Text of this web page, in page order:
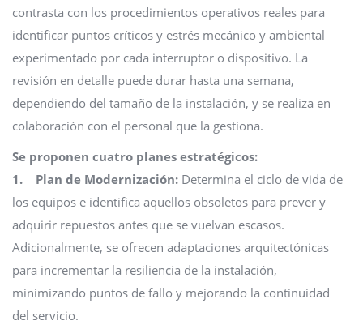
contrasta con los procedimientos operativos reales para
identificar puntos críticos y estrés mecánico y ambiental
experimentado por cada interruptor o dispositivo. La
revisión en detalle puede durar hasta una semana,
dependiendo del tamaño de la instalación, y se realiza en
colaboración con el personal que la gestiona.
Se proponen cuatro planes estratégicos:
1. Plan de Modernización: Determina el ciclo de vida de
los equipos e identifica aquellos obsoletos para prever y
adquirir repuestos antes que se vuelvan escasos.
Adicionalmente, se ofrecen adaptaciones arquitectónicas
para incrementar la resiliencia de la instalación,
minimizando puntos de fallo y mejorando la continuidad
del servicio.